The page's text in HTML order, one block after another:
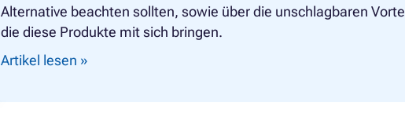
Alternative beachten sollten, sowie über die unschlagbaren
die diese Produkte mit sich bringen.
Artikel lesen »